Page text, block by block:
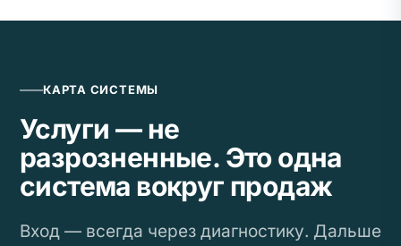
КАРТА СИСТЕМЫ
Услуги — не
разрозненные. Это одна
система вокруг продаж
Вход — всегда через диагностику. Дальше